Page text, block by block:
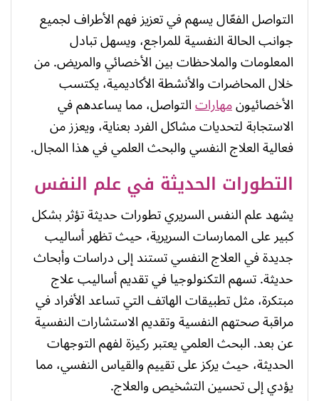
التواصل الفعّال يسهم في تعزيز فهم الأطراف لجميع
جوانب الحالة النفسية للمراجع، ويسهل تبادل
المعلومات والملاحظات بين الأخصائي والمريض. من
خلال المحاضرات والأنشطة الأكاديمية، يكتسب
الأخصائيونمهاراتالتواصل، مما يساعدهم في
الاستجابة لتحديات مشاكل الفرد بعناية، ويعزز من
فعالية العلاج النفسي والبحث العلمي في هذا المجال.
التطورات الحديثة في علم النفس
يشهد علم النفس السريري تطورات حديثة تؤثر بشكل
كبير على الممارسات السريرية، حيث تظهر أساليب
جديدة في العلاج النفسي تستند إلى دراسات وأبحاث
حديثة. تسهم التكنولوجيا في تقديم أساليب علاج
مبتكرة، مثل تطبيقات الهاتف التي تساعد الأفراد في
مراقبة صحتهم النفسية وتقديم الاستشارات النفسية
عن بعد. البحث العلمي يعتبر ركيزة لفهم التوجهات
الحديثة، حيث يركز على تقييم والقياس النفسي، مما
يؤدي إلى تحسين التشخيص والعلاج.